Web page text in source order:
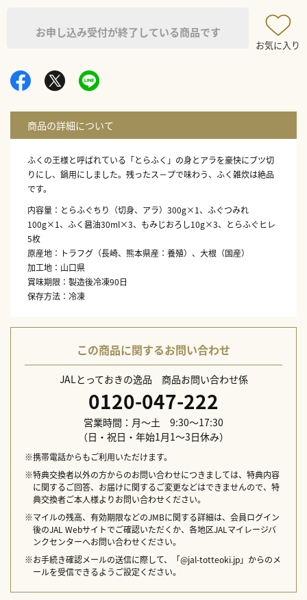
お申し込み受付が終了している商品です
お気に入り
ふくの王様と呼ばれている「とらふく」の身とアラを豪快にブツ切
りにし、鍋用にしました。残ったス－プで味わう、ふく雑炊は絶品
です。
内容量：とらふぐちり（切身、アラ）300g×1、ふぐつみれ
100g×1、ふく醤油30ml×3、もみじおろし10g×3、とらふぐヒレ
5枚
原産地：トラフグ（長崎、熊本県産：養殖）、大根（国産）
加工地：山口県
賞味期限：製造後冷凍90日
保存方法：冷凍
この商品に関するお問い合わせ
JALとっておきの逸品 商品お問い合わせ係
0120-047-222
営業時間：月～土 9:30～17:30
（日・祝日・年始1月1～3日休み）
※携帯電話からもご利用いただけます。
※特典交換者以外の方からのお問い合わせにつきましては、特典内容
に関するご回答、お届けに関するご変更などはできませんので、特
典交換者ご本人様よりお問い合わせください。
※マイルの残高、有効期限などのJMBに関する詳細は、会員ログイン
後のJAL Webサイトでご確認いただくか、各地区JALマイレージバ
ンクセンターへお問い合わせください。
※お手続き確認メールの送信に際して、「@jal-totteoki.jp」からのメ
ールを受信できるようご設定ください。